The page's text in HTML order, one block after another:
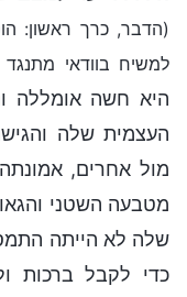
(הדבר, כרך ראשון:
למשיח בוודאי מתנגד
היא חשה אומללה
העצמית שלה
מול אחרים,
מטבעה השטני
שלה לא הייתה
כדי לקבל ברכות